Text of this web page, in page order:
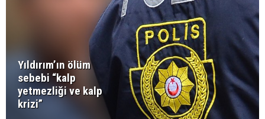
Yıldırım’ın ölüm
sebebi “kalp
yetmezliği ve kalp
krizi”